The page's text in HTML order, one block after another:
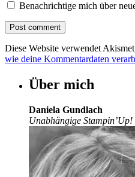
Benachrichtige mich über
Diese Website verwendet
wie deine Kommentardaten
Über mich
Daniela Gundlach
Unabhängige Stampin’Up!